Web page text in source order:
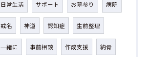
日常生活 サポート お墓参り 病院
戒名 神道 認知症 生前整理
一緒に 事前相談 作成支援 納骨